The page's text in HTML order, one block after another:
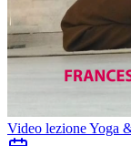
Video lezione Yoga